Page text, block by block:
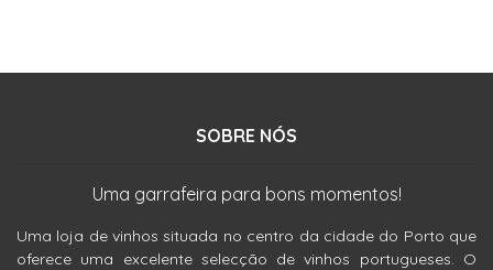
SOBRE NÓS
Uma garrafeira para bons momentos!
Uma loja de vinhos situada no centro da cidade do Porto que
oferece uma excelente selecção de vinhos portugueses. O